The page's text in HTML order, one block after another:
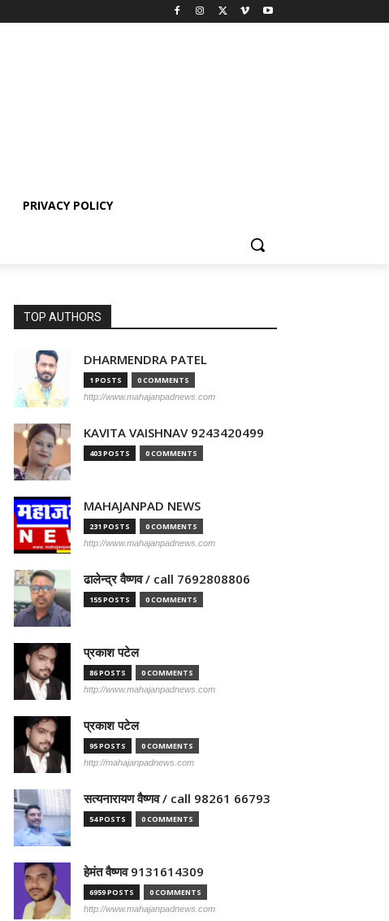
PRIVACY POLICY
TOP AUTHORS
DHARMENDRA PATEL
1 POSTS 0 COMMENTS
http://www.mahajanpadnews.com
KAVITA VAISHNAV 9243420499
403 POSTS 0 COMMENTS
MAHAJANPAD NEWS
231 POSTS 0 COMMENTS
http://www.mahajanpadnews.com
ढालेन्द्र वैष्णव / call 7692808806
155 POSTS 0 COMMENTS
प्रकाश पटेल
86 POSTS 0 COMMENTS
http://www.mahajanpadnews.com
प्रकाश पटेल
95 POSTS 0 COMMENTS
http://mahajanpadnews.com
सत्यनारायण वैष्णव / call 98261 66793
54 POSTS 0 COMMENTS
हेमंत वैष्णव 9131614309
6959 POSTS 0 COMMENTS
http://www.mahajanpadnews.com